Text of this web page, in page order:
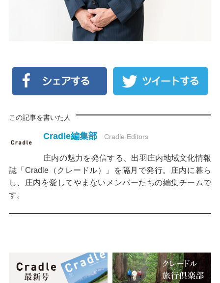
この記事を書いた人
Cradle編集部 Cradle Editors
庄内の魅力を発信する、出羽庄内地域文化情報
誌「Cradle（クレードル）」を隔月で発行。庄内に暮ら
し、庄内を愛してやまないメンバーたちの編集チームで
す。